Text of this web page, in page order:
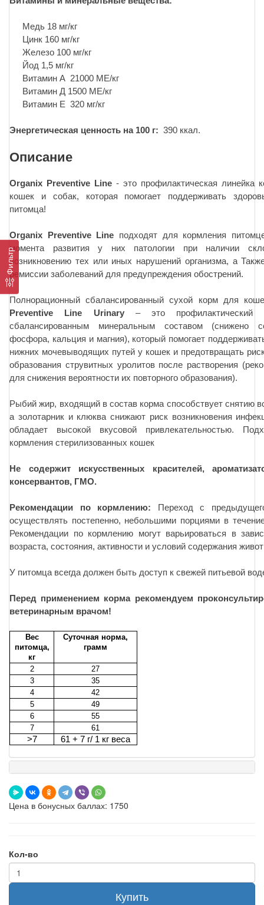
Фильтр
Медь 18 мг/кг
Цинк 160 мг/кг
Железо 100 мг/кг
Йод 1,5 мг/кг
Витамин А 21000 МЕ/кг
Витамин Д 1500 МЕ/кг
Витамин Е 320 мг/кг
Энергетическая ценность на 100 г: 390 ккал.
Описание
Organix Preventive Line - это профилактическая линейка
кошек и собак, которая помогает поддерживать
питомца!
Organix Preventive Line подходят для кормления
момента развития у них патологии при наличии
возникновению тех или иных нарушений организма, а
ремиссии заболеваний для предупреждения обострений.
Полнорационный сбалансированный сухой корм для
Preventive Line Urinary– это профилактический
сбалансированным минеральным составом (снижено
фосфора, кальция и магния), который помогает
нижних мочевыводящих путей у кошек и предотвращать
образования струвитных уролитов после растворения
для снижения вероятности их повторного образования).
Рыбий жир, входящий в состав корма способствует снятию
а золотарник и клюква снижают риск возникновения
обладает высокой вкусовой привлекательностью.
кормления стерилизованных кошек
Не содержит искусственных красителей,
консервантов, ГМО.
Рекомендации по кормлению: Переход с
осуществлять постепенно, небольшими порциями в
Рекомендации по кормлению могут варьироваться в
возраста, состояния, активности и условий содержания
У питомца всегда должен быть доступ к свежей питьевой
Перед применением корма рекомендуем
ветеринарным врачом!
Вес
питомца,
кг
Суточная норма,
грамм
2
27
3
35
4
42
5
49
6
55
7
61
>7 61 + 7 г/ 1 кг веса
Цена в бонусных баллах: 1750
Кол-во
Купить